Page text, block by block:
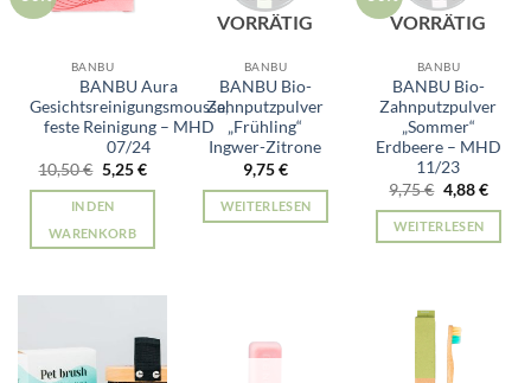
BANBU
BANBU Aura
Gesichtsreinigungsmousse,
feste Reinigung – MHD
07/24
10,50€ Ursprünglicher
Preis
war:
10,50 €
5,25€Aktueller
ist:
IN DEN
WARENKORB
VORRÄTIG
BANBU
BANBU Bio-
Zahnputzpulver
„Frühling“
Ingwer-Zitrone
9,75€
WEITERLESEN
VORRÄTIG
BANBU
BANBU Bio-
Zahnputzpulver
„Sommer“
Erdbeere – MHD
11/23
9,75€
Preis
war:
9,75 €
4,88€
ist:
WEITERLESEN